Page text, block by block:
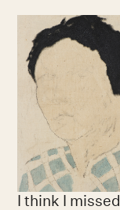
I think I missed